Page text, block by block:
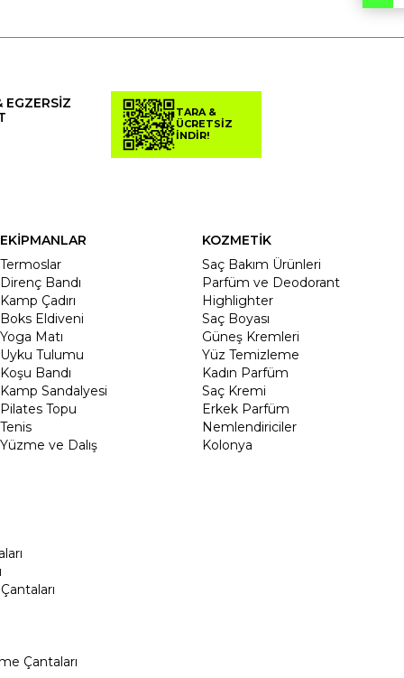
EGZERSİZ
TARA &
ÜCRETSİZ
İNDİR!
EKİPMANLAR
Termoslar
Direnç Bandı
Kamp Çadırı
Boks Eldiveni
Yoga Matı
Uyku Tulumu
Koşu Bandı
Kamp Sandalyesi
Pilates Topu
Tenis
Yüzme ve Dalış
KOZMETİK
Saç Bakım Ürünleri
Parfüm ve Deodorant
Highlighter
Saç Boyası
Güneş Kremleri
Yüz Temizleme
Kadın Parfüm
Saç Kremi
Erkek Parfüm
Nemlendiriciler
Kolonya
Çantaları